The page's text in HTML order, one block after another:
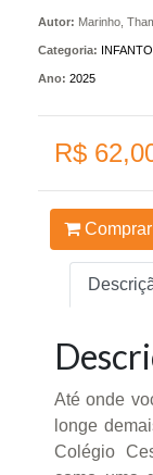
Autor: Marinho,
Categoria:
Ano: 2025
R$
Comprar
Até onde
longe
Colégio